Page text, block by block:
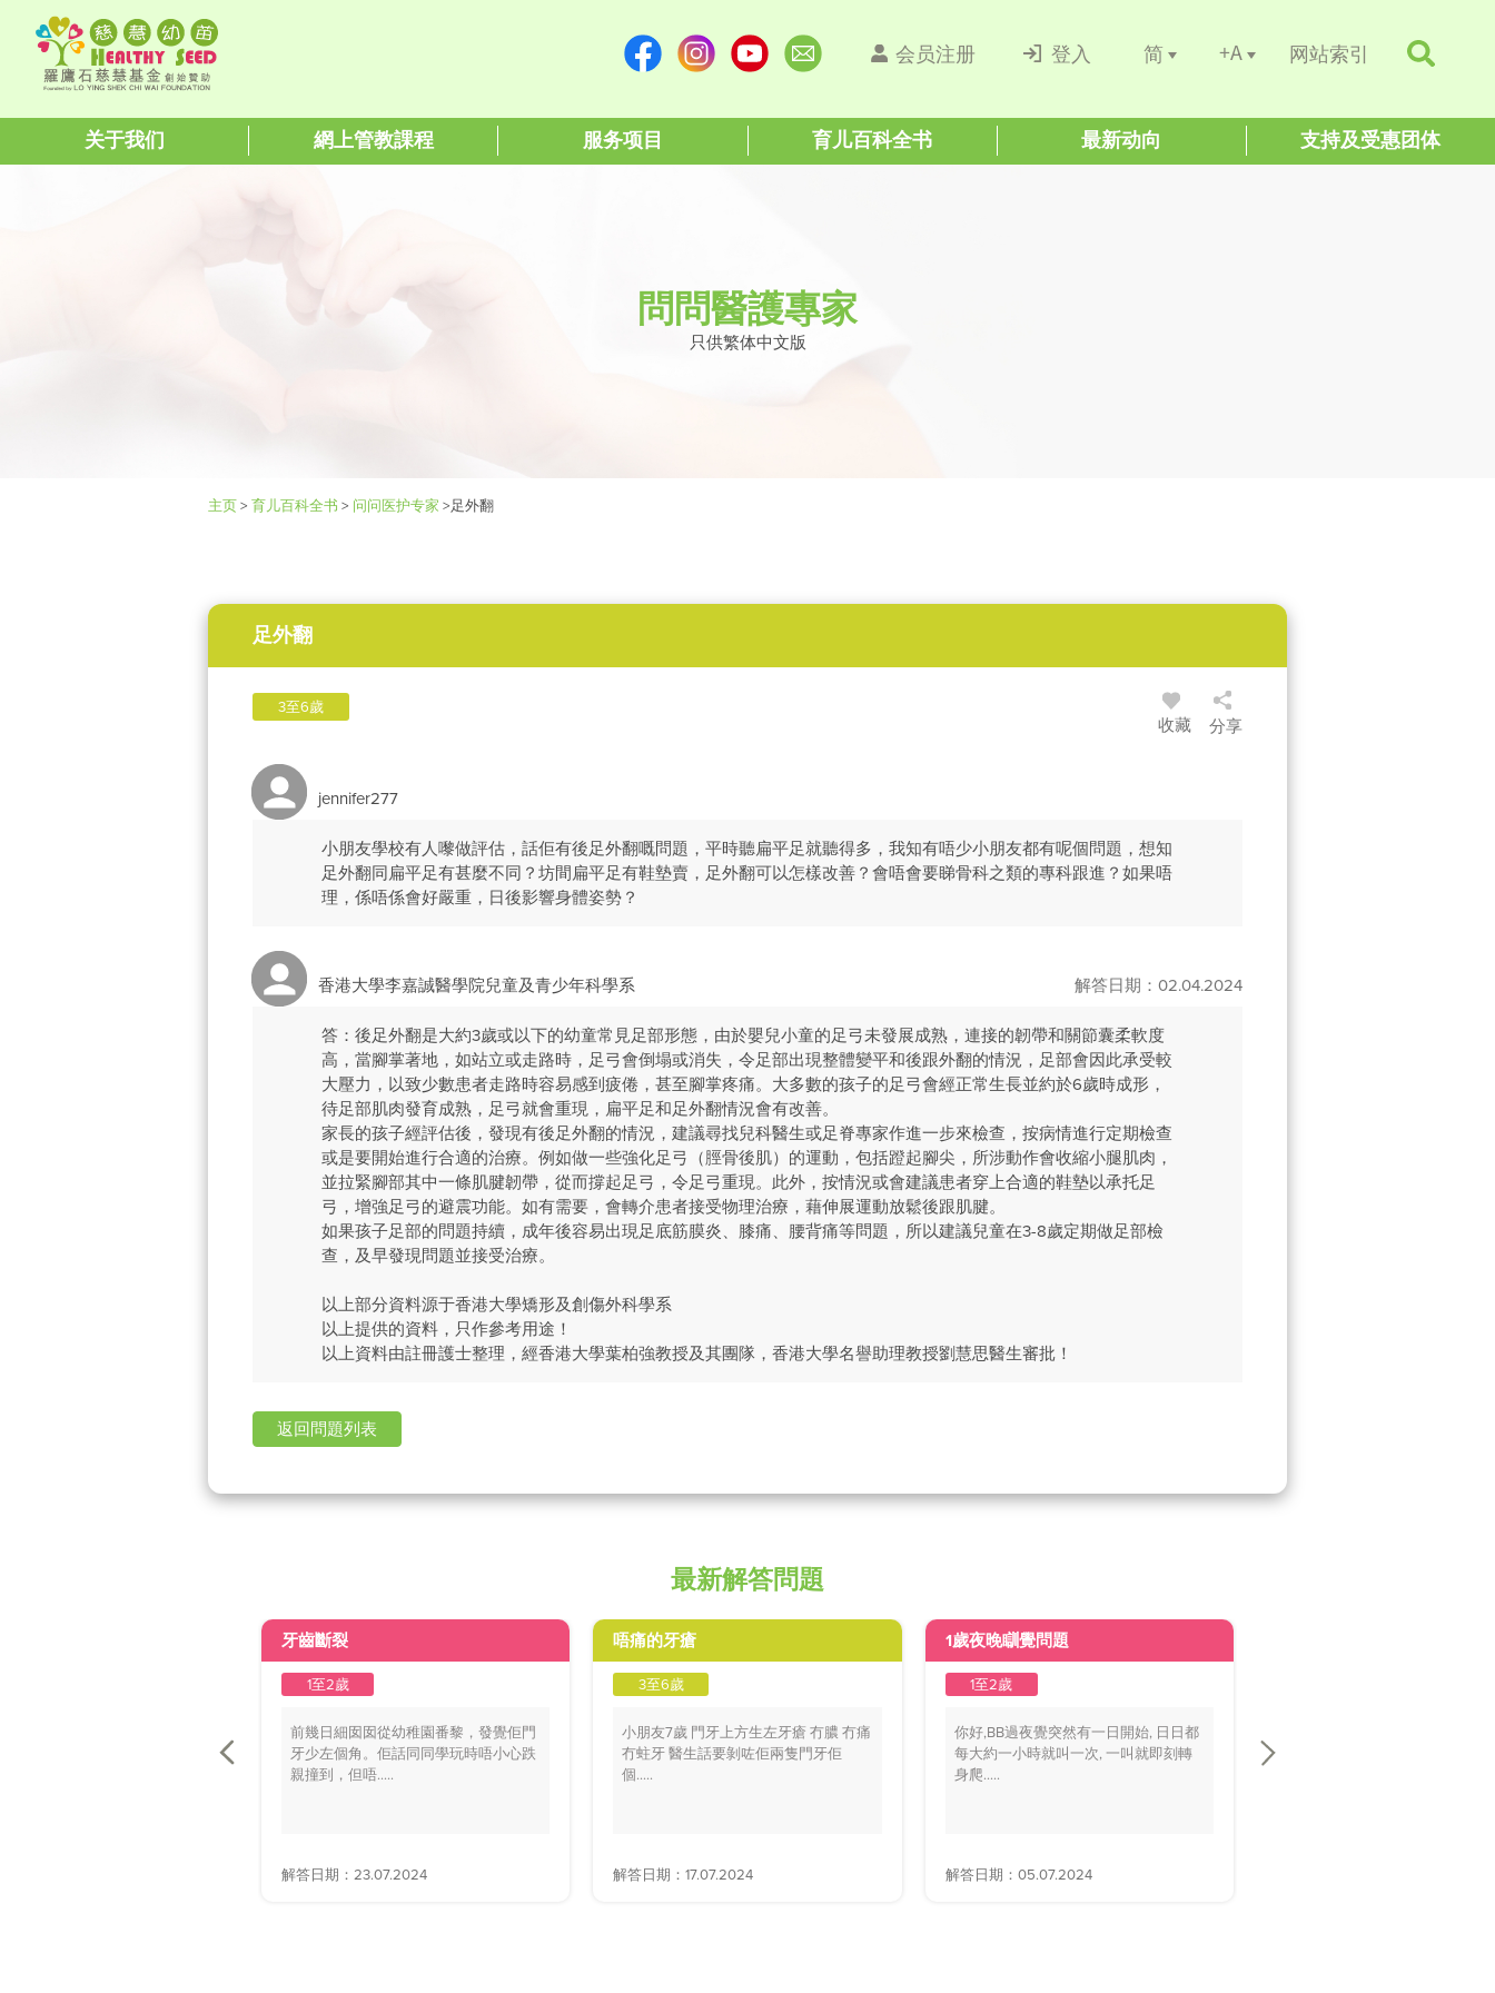
会员注册 登入 简 +A 网站索引
关于我们 網上管教課程 服务项目 育儿百科全书 最新动向 支持及受惠团体
問問醫護專家
只供繁体中文版
主页> 育儿百科全书 > 问问医护专家 >足外翻
足外翻
3至6歲
收藏 分享
jennifer277
小朋友學校有人嚟做評估，話佢有後足外翻嘅問題，平時聽扁平足就聽得多，我知有唔少小朋友都有呢個問題，想知
足外翻同扁平足有甚麼不同？坊間扁平足有鞋墊賣，足外翻可以怎樣改善？會唔會要睇骨科之類的專科跟進？如果唔
理，係唔係會好嚴重，日後影響身體姿勢？
香港大學李嘉誠醫學院兒童及青少年科學系 解答日期：02.04.2024
答：後足外翻是大約3歲或以下的幼童常見足部形態，由於嬰兒小童的足弓未發展成熟，連接的韌帶和關節囊柔軟度
高，當腳掌著地，如站立或走路時，足弓會倒塌或消失，令足部出現整體變平和後跟外翻的情況，足部會因此承受較
大壓力，以致少數患者走路時容易感到疲倦，甚至腳掌疼痛。大多數的孩子的足弓會經正常生長並約於6歲時成形，
待足部肌肉發育成熟，足弓就會重現，扁平足和足外翻情況會有改善。
家長的孩子經評估後，發現有後足外翻的情況，建議尋找兒科醫生或足脊專家作進一步來檢查，按病情進行定期檢查
或是要開始進行合適的治療。例如做一些強化足弓（脛骨後肌）的運動，包括蹬起腳尖，所涉動作會收縮小腿肌肉，
並拉緊腳部其中一條肌腱韌帶，從而撐起足弓，令足弓重現。此外，按情況或會建議患者穿上合適的鞋墊以承托足
弓，增強足弓的避震功能。如有需要，會轉介患者接受物理治療，藉伸展運動放鬆後跟肌腱。
如果孩子足部的問題持續，成年後容易出現足底筋膜炎、膝痛、腰背痛等問題，所以建議兒童在3-8歲定期做足部檢
查，及早發現問題並接受治療。
以上部分資料源于香港大學矯形及創傷外科學系
以上提供的資料，只作參考用途！
以上資料由註冊護士整理，經香港大學葉柏強教授及其團隊，香港大學名譽助理教授劉慧思醫生審批！
返回問題列表
最新解答問題
牙齒斷裂
1至2歲
前幾日細囡囡從幼稚園番黎，發覺佢門
牙少左個角。佢話同同學玩時唔小心跌
親撞到，但唔.....
解答日期：23.07.2024
唔痛的牙瘡
3至6歲
小朋友7歲 門牙上方生左牙瘡 冇膿 冇痛
冇蛀牙 醫生話要剝咗佢兩隻門牙佢
個.....
解答日期：17.07.2024
1歲夜晚瞓覺問題
1至2歲
你好,BB過夜覺突然有一日開始, 日日都
每大約一小時就叫一次, 一叫就即刻轉
身爬.....
解答日期：05.07.2024